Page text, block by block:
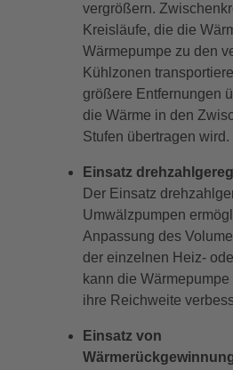
vergrößern.
Kreisläufe, die die
Wärmepumpe zu den
Kühlzonen
größere Entfernungen
die Wärme in den
Stufen übertragen wird.
Einsatz
Der Einsatz
Umwälzpumpen
Anpassung des
der einzelnen Heiz-
kann die
ihre Reichweite
Einsatz von